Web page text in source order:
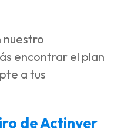
nuestro
encontrar el plan
a tus
de Actinver